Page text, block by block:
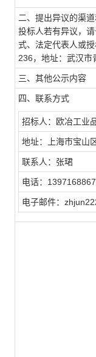
二、提出异议的渠
投标人若有异议，
式、法定代表人或
236，地址：武汉市
三、其他公示内容
四、联系方式
招标人：欧冶工业
地址：上海市宝山
联系人：张珺
电话：
电子邮件：